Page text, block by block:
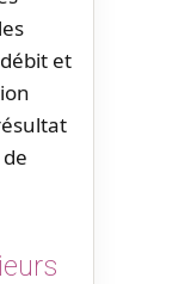
et